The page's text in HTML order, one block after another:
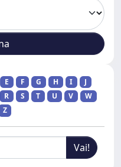
E F G H I
J
R S T U V
W
Z